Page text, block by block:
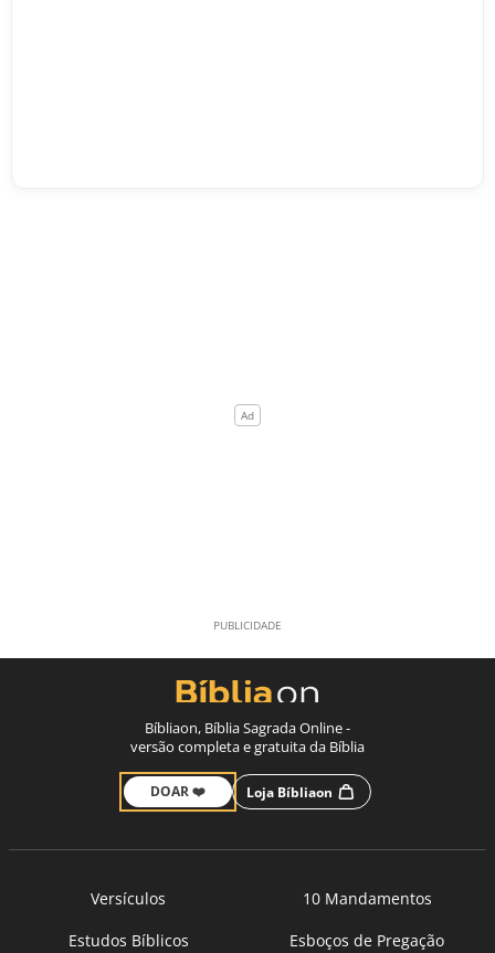
Bíbliaon, Bíblia Sagrada Online -
versão completa e gratuita da Bíblia
DOAR ❤️ Loja Bíbliaon
Versículos
10 Mandamentos
Estudos Bíblicos
Esboços de Pregação